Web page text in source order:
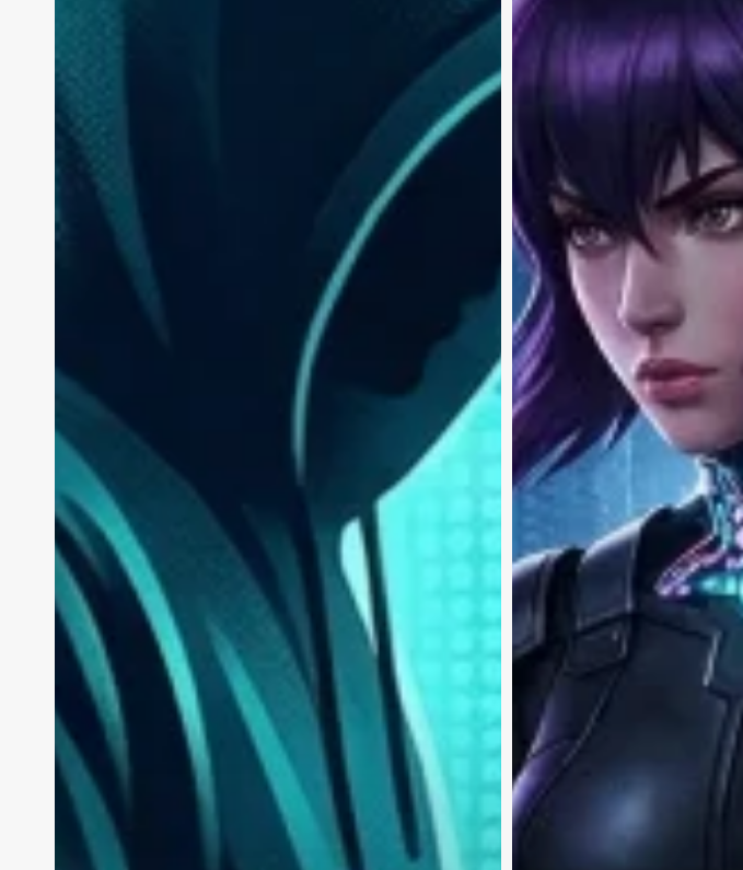
Abbraccia
innovazioni
didomani oggi!
Contattaci
redazione@intnews.it
0362 1362796
Copyright © 2026 AC Consulting | Partita IVA: 08375580969
This site is protected by reCAPTCHA and the Google Privacy Policyand Terms of Service